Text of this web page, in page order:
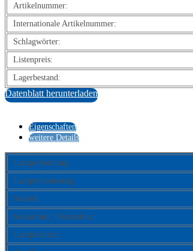
Artikelnummer:
Internationale Artikelnummer:
Schlagwörter:
Listenpreis:
Lagerbestand:
Datenblatt herunterladen
Eigenschaften
weitere Details
Lampenleistung:
Lampenspannung:
Sockel:
Sockel mit 3 Kontakten:
Lampenform: